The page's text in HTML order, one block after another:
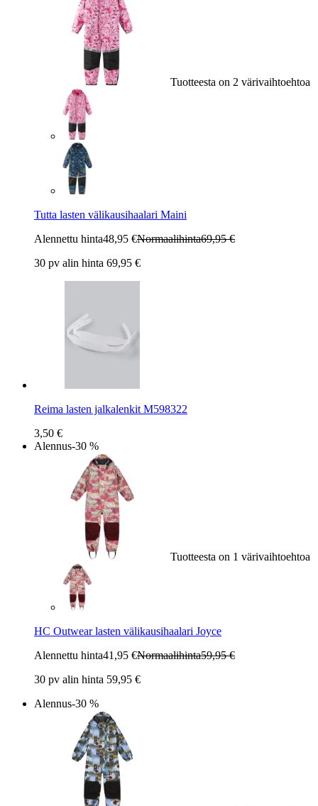
Tuotteesta on 2 värivaihtoehtoa
Tutta lasten välikausihaalari Maini
Alennettu hinta48,95 €Normaalihinta69,95 €
30 pv alin hinta 69,95 €
Reima lasten jalkalenkit M598322
3,50 €
Alennus-30 %
Tuotteesta on 1 värivaihtoehtoa
HC Outwear lasten välikausihaalari Joyce
Alennettu hinta41,95 €Normaalihinta59,95 €
30 pv alin hinta 59,95 €
Alennus-30 %